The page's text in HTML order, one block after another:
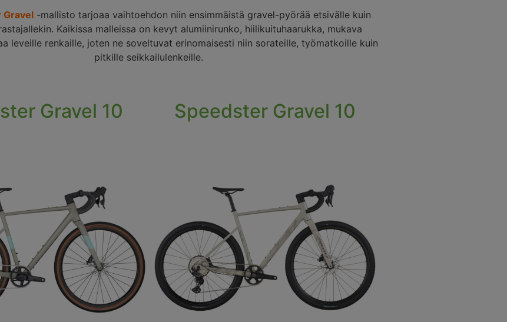
Gravel-mallisto tarjoaa vaihtoehdon niin ensimmäistä gravel-pyörää etsivälle kuin
Kaikissa malleissa on kevyt alumiinirunko, hiilikuituhaarukka, mukava
leveille renkaille, joten ne soveltuvat erinomaisesti niin sorateille, työmatkoille kuin
pitkille seikkailulenkeille.
Gravel 10 Speedster Gravel 10